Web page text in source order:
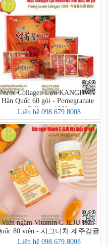
Nước Collagen Lựu KANGHWA
Hàn Quốc 60 gói - Pomegranate
Collagen 1000
Liên hệ 098.679.8008
Viên ngậm Vitamin C JEJU Hàn
80 viên - 시그니처 제주감귤
비타민C
Liên hệ 098.679.8008